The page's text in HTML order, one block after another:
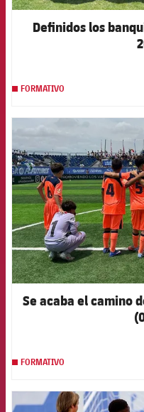
Definidos los
FORMATIVO
Se acaba el camino
FORMATIVO